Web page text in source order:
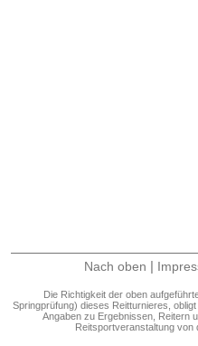
Nach oben |
Die Richtigkeit der oben
Springprüfung) dieses Reitturnieres,
Angaben zu Ergebnissen, Reitern
Reitsportveranstaltung von